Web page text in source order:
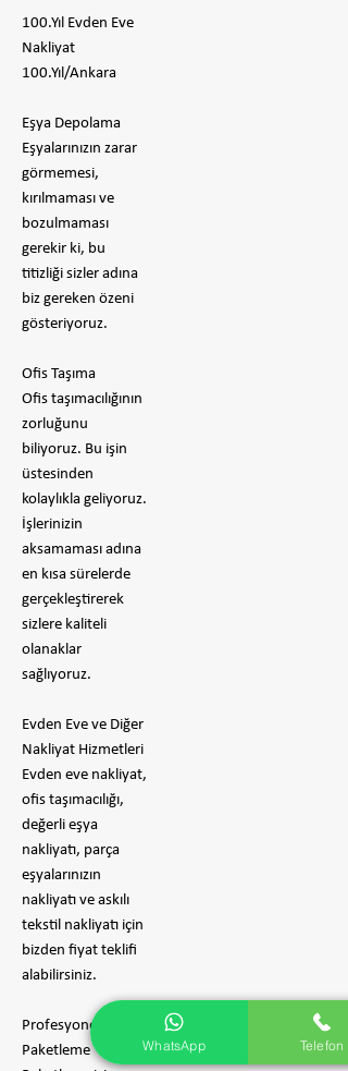
100.Yıl Evden Eve
Nakliyat
100.Yıl/Ankara
Eşya Depolama
Eşyalarınızın zarar
görmemesi,
kırılmaması ve
bozulmaması
gerekir ki, bu
titizliği sizler adına
biz gereken özeni
gösteriyoruz.
Ofis Taşıma
Ofis taşımacılığının
zorluğunu
biliyoruz. Bu işin
üstesinden
kolaylıkla geliyoruz.
İşlerinizin
aksamaması adına
en kısa sürelerde
gerçekleştirerek
sizlere kaliteli
olanaklar
sağlıyoruz.
Evden Eve ve Diğer
Nakliyat Hizmetleri
Evden eve nakliyat,
ofis taşımacılığı,
değerli eşya
nakliyatı, parça
eşyalarınızın
nakliyatı ve askılı
tekstil nakliyatı için
bizden fiyat teklifi
alabilirsiniz.
Profesyonel
Paketleme
WhatsApp Telefon